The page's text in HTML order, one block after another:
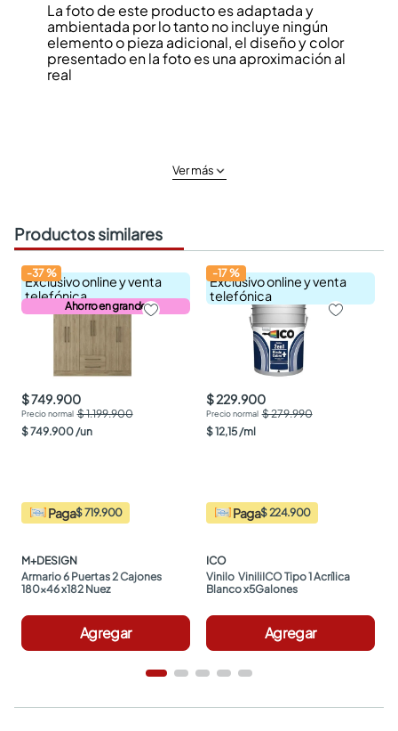
La foto de este producto es adaptada y
ambientada por lo tanto no incluye ningún
elemento o pieza adicional, el diseño y color
presentado en la foto es una aproximación al
real
Ver más
Productos similares
Exclusivo online y venta
telefónica
Ahorro en grande
-37%
$ 749.900
$ 1.199.900
$749.900 /un
Paga$ 719.900
M+DESIGN
Armario 6 Puertas 2 Cajones
180x46 x182 Nuez
Agregar
Exclusivo online y venta
telefónica
-17%
$ 229.900
$ 279.990
$12,15 /ml
Paga$ 224.900
ICO
Vinilo  ViniliICO Tipo 1 Acrílica
Blanco x5Galones
Agregar